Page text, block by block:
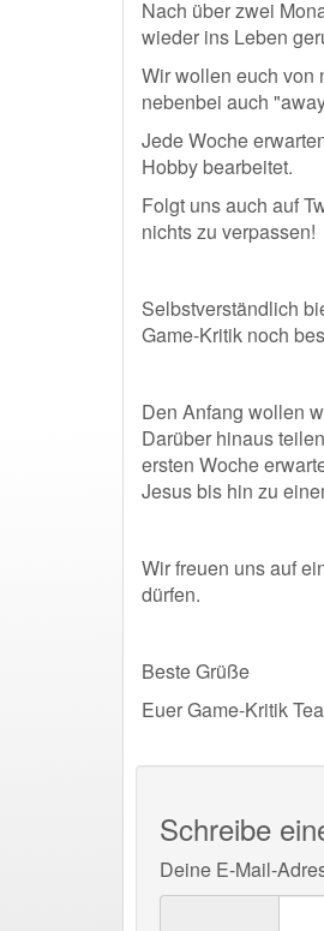
Nach über zwei
wieder ins Leben
Wir wollen euch von
nebenbei auch
Jede Woche
Hobby bearbeitet.
Folgt uns auch auf
nichts zu verpassen!
Selbstverständlich
Game-Kritik noch
Den Anfang wollen
Darüber hinaus
ersten Woche
Jesus bis hin zu
Wir freuen uns auf
dürfen.
Beste Grüße
Euer Game-Kritik
Schreibe
Deine E-Mail-